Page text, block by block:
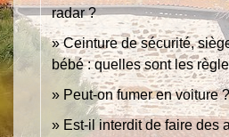
radar ?
Ceinture de sécurité,
bébé : quelles sont les
Peut-on fumer en voiture ?
Est-il interdit de faire des